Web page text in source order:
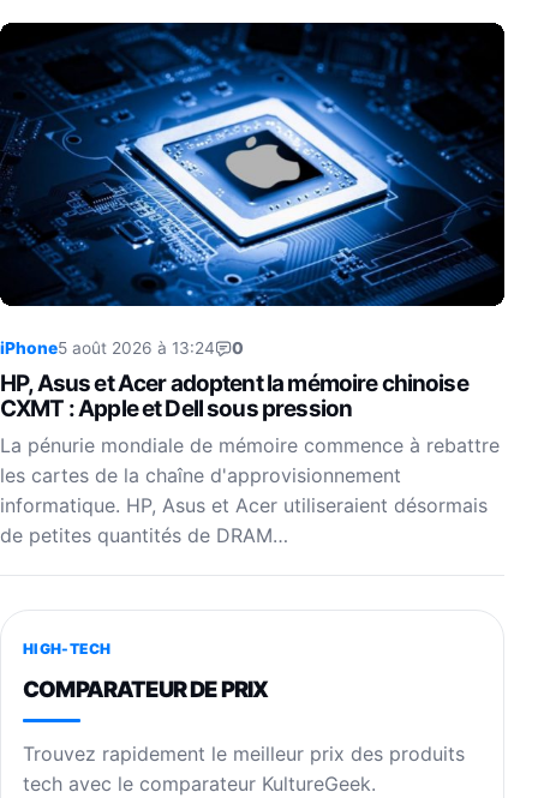
iPhone5 août 2026 à 13:24 0
HP, Asus et Acer adoptent la mémoire chinoise
CXMT : Apple et Dell sous pression
La pénurie mondiale de mémoire commence à rebattre
les cartes de la chaîne d'approvisionnement
informatique. HP, Asus et Acer utiliseraient désormais
de petites quantités de DRAM…
HIGH-TECH
COMPARATEUR DE PRIX
Trouvez rapidement le meilleur prix des produits
tech avec le comparateur KultureGeek.